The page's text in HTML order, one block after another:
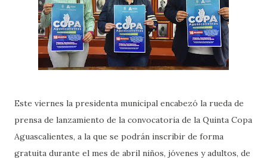
Este viernes la presidenta municipal encabezó la rueda de
prensa de lanzamiento de la convocatoria de la Quinta Copa
Aguascalientes, a la que se podrán inscribir de forma
gratuita durante el mes de abril niños, jóvenes y adultos, de